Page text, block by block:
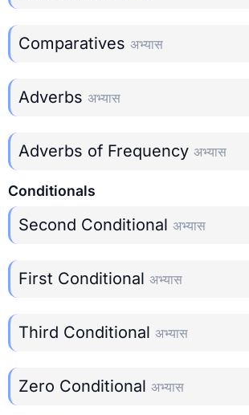
Comparatives अभ्यास
Adverbs अभ्यास
Adverbs of Frequency अभ्यास
Conditionals
Second Conditional अभ्यास
First Conditional अभ्यास
Third Conditional अभ्यास
Zero Conditional अभ्यास